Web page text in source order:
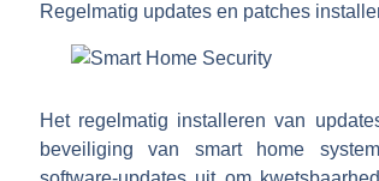
Regelmatig updates en patches
Het regelmatig installeren van
beveiliging van smart home